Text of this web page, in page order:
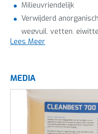
Milieuvriendelijk
Verwijderd
wegvuil, vetten,
Bevat o.a. kationische
Lees Meer
MEDIA